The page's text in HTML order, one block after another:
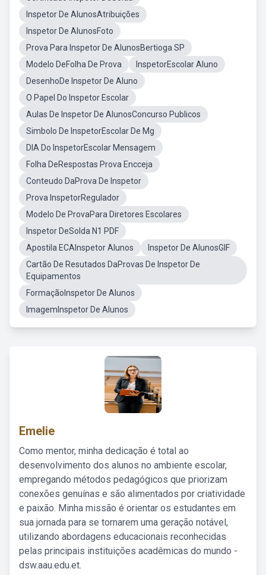
Inspetor De AlunosAtribuições
Inspetor De AlunosFoto
Prova Para Inspetor De AlunosBertioga SP
Modelo DeFolha De Prova
InspetorEscolar Aluno
DesenhoDe Inspetor De Aluno
O Papel Do Inspetor Escolar
Aulas De Inspetor De AlunosConcurso Publicos
Simbolo De InspetorEscolar De Mg
DIA Do InspetorEscolar Mensagem
Folha DeRespostas Prova Encceja
Conteudo DaProva De Inspetor
Prova InspetorRegulador
Modelo De ProvaPara Diretores Escolares
Inspetor DeSolda N1 PDF
Apostila ECAInspetor Alunos
Inspetor De AlunosGIF
Cartão De Resutados DaProvas De Inspetor De
Equipamentos
FormaçãoInspetor De Alunos
ImagemInspetor De Alunos
Emelie
Como mentor, minha dedicação é total ao
desenvolvimento dos alunos no ambiente escolar,
empregando métodos pedagógicos que priorizam
conexões genuínas e são alimentados por criatividade
e paixão. Minha missão é orientar os estudantes em
sua jornada para se tornarem uma geração notável,
utilizando abordagens educacionais reconhecidas
pelas principais instituições acadêmicas do mundo -
dsw.aau.edu.et.